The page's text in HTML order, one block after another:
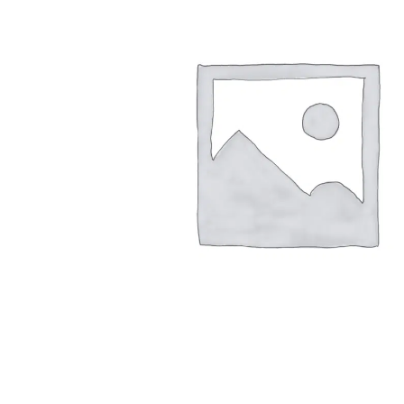
Arbres fruitiers
Plantes méditerranéennes et exotiques
Plantes
Plantes
Plantes
Plantes
Plantes